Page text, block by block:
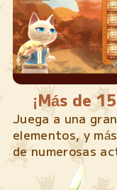
¡Más de
Juega a una
elementos, y
de numerosas